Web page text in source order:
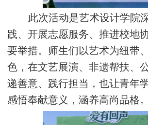
此次活动是艺术设计学院
践、开展志愿服务、推进校地
要举措。师生们以艺术为纽带
色，在文艺展演、非遗帮扶、
递善意、践行担当，也让青年
感悟奉献意义，涵养高尚品格。